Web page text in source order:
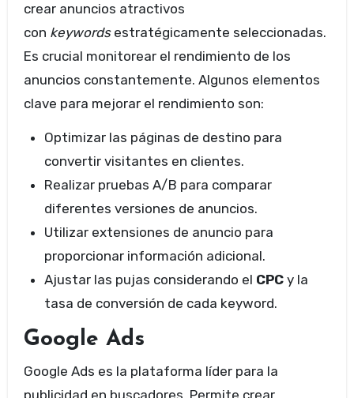
crear anuncios atractivos
con keywordsestratégicamente seleccionadas.
Es crucial monitorear el rendimiento de los
anuncios constantemente. Algunos elementos
clave para mejorar el rendimiento son:
Optimizar las páginas de destino para
convertir visitantes en clientes.
Realizar pruebas A/B para comparar
diferentes versiones de anuncios.
Utilizar extensiones de anuncio para
proporcionar información adicional.
Ajustar las pujas considerando el CPCy la
tasa de conversión de cada keyword.
Google Ads
Google Ads es la plataforma líder para la
publicidad en buscadores. Permite crear